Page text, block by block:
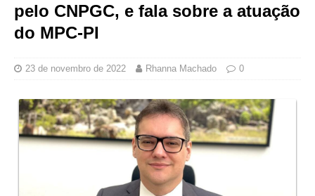
pelo CNPGC, e fala sobre a atuação
do MPC-PI
23 de novembro de 2022 Rhanna Machado 0